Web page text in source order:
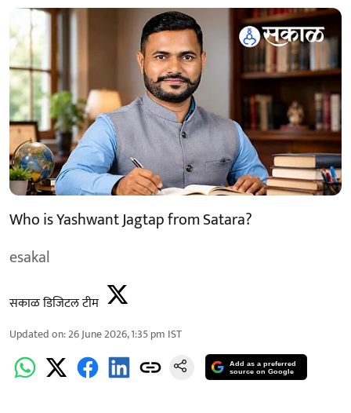
Who is Yashwant Jagtap from Satara?
esakal
सकाळ डिजिटल टीम
Updated on:26 June 2026, 1:35 pm IST
Add as a preferred
source on Google